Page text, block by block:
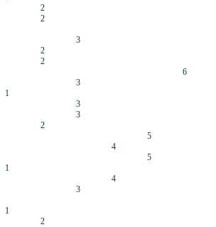
2
2
3
2
2
6
3
1
3
3
2
5
4
5
1
4
3
1
2